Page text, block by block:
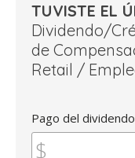
TUVISTE EL
Dividendo/
de
Retail /
Pago del